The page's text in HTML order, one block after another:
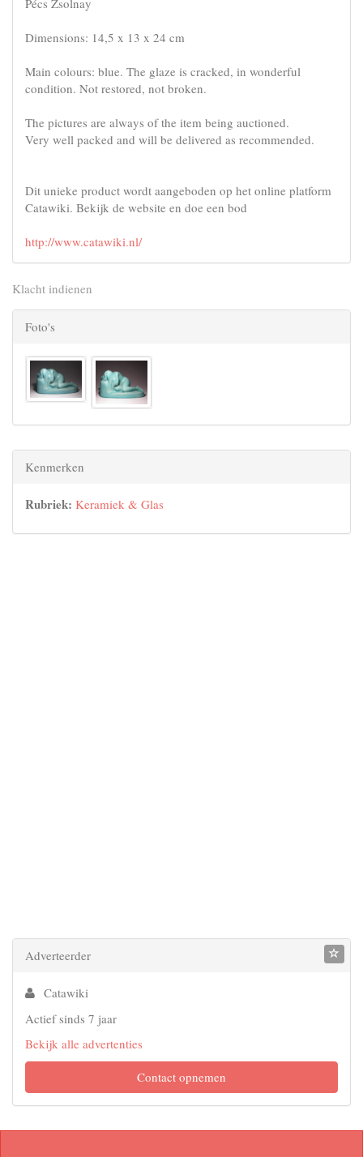
Pécs Zsolnay
Dimensions: 14,5 x 13 x 24 cm
Main colours: blue. The glaze is cracked, in wonderful
condition. Not restored, not broken.
The pictures are always of the item being auctioned.
Very well packed and will be delivered as recommended.
Dit unieke product wordt aangeboden op het online platform
Catawiki. Bekijk de website en doe een bod
http://www.catawiki.nl/
Klacht indienen
Foto's
Kenmerken
Rubriek: Keramiek & Glas
Adverteerder
Catawiki
Actief sinds 7 jaar
Bekijk alle advertenties
Contact opnemen